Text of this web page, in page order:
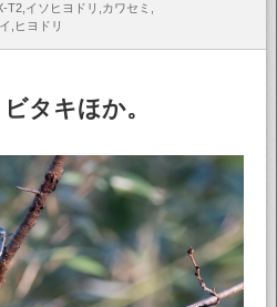
T2 イソヒヨドリ カワセミ
ヒヨドリ
タキほか。